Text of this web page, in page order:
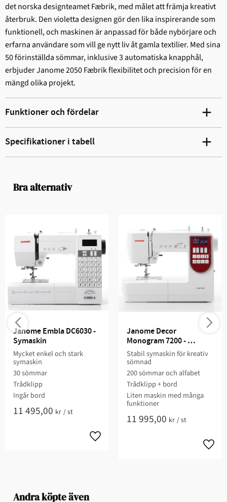
det norska designteamet Fæbrik, med målet att främja kreativt
återbruk. Den violetta designen gör den lika inspirerande som
funktionell, och maskinen är anpassad för både nybörjare och
erfarna användare som vill ge nytt liv åt gamla textilier. Med sina
50 förinställda sömmar, inklusive 3 automatiska knapphål,
erbjuder Janome 2050 Fæbrik flexibilitet och precision för en
mängd olika projekt.
Funktioner och fördelar
Specifikationer i tabell
Bra alternativ
Janome Embla DC6030 -
Symaskin
Mycket enkel och stark
symaskin
30 sömmar
Trådklipp
Ingår bord​
11 495,00 kr /st
Janome Decor
Monogram 7200 -
Symaskin
Stabil symaskin för kreativ
sömnad
200 sömmar och alfabet
Trådklipp + bord
Liten maskin med många
funktioner​
11 995,00 kr /st
Andra köpte även